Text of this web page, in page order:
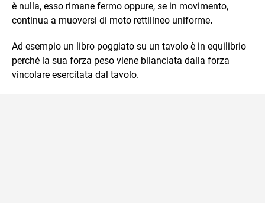
è nulla, esso rimane fermo oppure, se in movimento,
continua a muoversi di moto rettilineo uniforme.
Ad esempio un libro poggiato su un tavolo è in equilibrio
perché la sua forza peso viene bilanciata dalla forza
vincolare esercitata dal tavolo.